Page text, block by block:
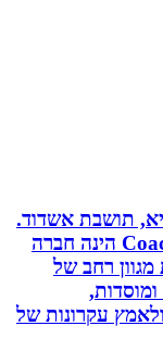
תושבת אשדוד.
בעלת Coach4Health, Coach4health הינה חברה
רחב של
עקרונות של